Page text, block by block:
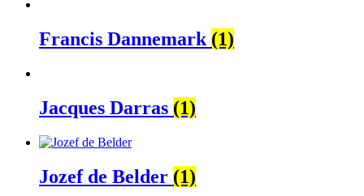
Francis Dannemark (1)
Jacques Darras (1)
Jozef de Belder (1)